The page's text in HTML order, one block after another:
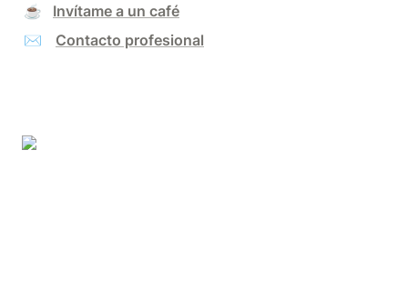
☕️ Invítame a un café
✉️ Contacto profesional